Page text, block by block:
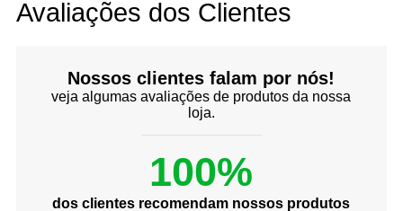
Avaliações dos Clientes
Nossos clientes falam por nós!
veja algumas avaliações de produtos da nossa
loja.
100%
dos clientes recomendam nossos produtos